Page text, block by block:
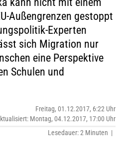
Außengrenzen gestoppt
Experten
sich Migration nur
eine Perspektive
Schulen und
Freitag, 01.12.2017, 6:22 Uhr
Montag, 04.12.2017, 17:00 Uhr
Lesedauer: 2 Minuten |